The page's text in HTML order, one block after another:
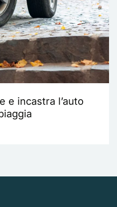
e incastra l’auto